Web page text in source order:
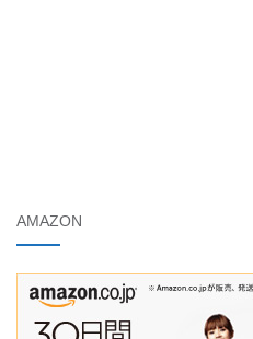
AMAZON